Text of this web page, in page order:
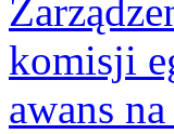
komisji
awans